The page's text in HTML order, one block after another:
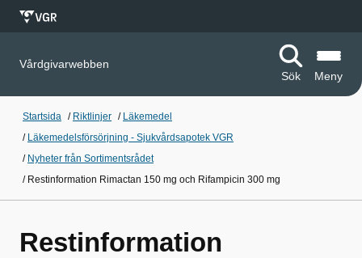
Vårdgivarwebben
Sök
Meny
Startsida / Riktlinjer / Läkemedel
/ Läkemedelsförsörjning - Sjukvårdsapotek VGR
/ Nyheter från Sortimentsrådet
/ Restinformation Rimactan 150 mg och Rifampicin 300 mg
Restinformation